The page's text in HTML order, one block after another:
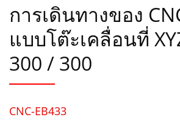
การเดินทางของ
แบบโต๊ะเคลื่อนที่
300 / 300
CNC-EB433